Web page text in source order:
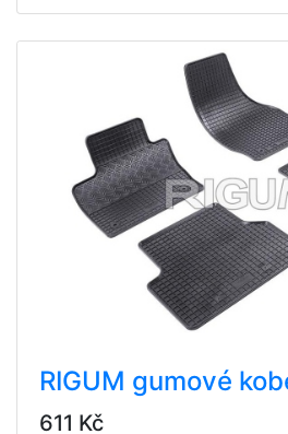
RIGUM gumové
611 Kč